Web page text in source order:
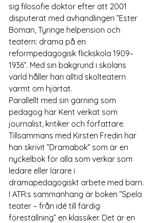
sig filosofie doktor efter att 2001
disputerat med avhandlingen ”Ester
Boman, Tyringe helpension och
teatern: drama på en
reformpedagogisk flickskola 1909–
1936”. Med sin bakgrund i skolans
värld håller han alltid skolteatern
varmt om hjärtat.
Parallellt med sin gärning som
pedagog har Kent verkat som
journalist, kritiker och författare.
Tillsammans med Kirsten Fredin har
han skrivit ”Dramabok” som är en
nyckelbok för alla som verkar som
ledare eller lärare i
dramapedagogiskt arbete med barn.
I ATR:s sammanhang är boken ”Spela
teater – från idé till färdig
föreställning” en klassiker. Det är en